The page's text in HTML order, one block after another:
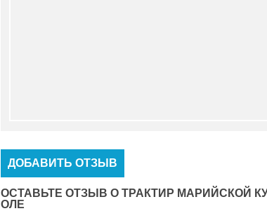
ДОБАВИТЬ ОТЗЫВ
ОСТАВЬТЕ ОТЗЫВ О ТРАКТИР МАРИЙСКОЙ
ОЛЕ